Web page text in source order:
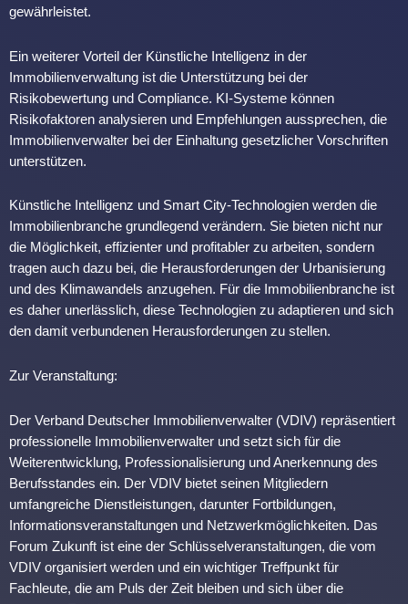
gewährleistet.
Ein weiterer Vorteil der Künstliche Intelligenz in der
Immobilienverwaltung ist die Unterstützung bei der
Risikobewertung und Compliance. KI-Systeme können
Risikofaktoren analysieren und Empfehlungen aussprechen, die
Immobilienverwalter bei der Einhaltung gesetzlicher Vorschriften
unterstützen.
Künstliche Intelligenz und Smart City-Technologien werden die
Immobilienbranche grundlegend verändern. Sie bieten nicht nur
die Möglichkeit, effizienter und profitabler zu arbeiten, sondern
tragen auch dazu bei, die Herausforderungen der Urbanisierung
und des Klimawandels anzugehen. Für die Immobilienbranche ist
es daher unerlässlich, diese Technologien zu adaptieren und sich
den damit verbundenen Herausforderungen zu stellen.
Zur Veranstaltung:
Der Verband Deutscher Immobilienverwalter (VDIV) repräsentiert
professionelle Immobilienverwalter und setzt sich für die
Weiterentwicklung, Professionalisierung und Anerkennung des
Berufsstandes ein. Der VDIV bietet seinen Mitgliedern
umfangreiche Dienstleistungen, darunter Fortbildungen,
Informationsveranstaltungen und Netzwerkmöglichkeiten. Das
Forum Zukunft ist eine der Schlüsselveranstaltungen, die vom
VDIV organisiert werden und ein wichtiger Treffpunkt für
Fachleute, die am Puls der Zeit bleiben und sich über die